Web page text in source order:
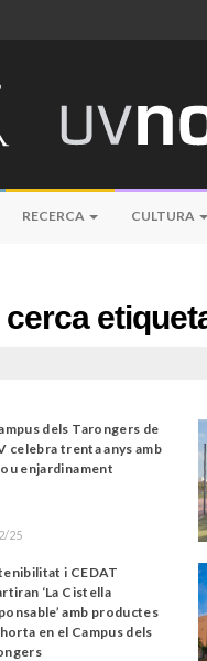
RECERCA CULTURA
cerca
dels Tarongers de
celebra trenta anys amb
enjardinament
25
i CEDAT
‘La Cistella
amb productes
en el Campus dels